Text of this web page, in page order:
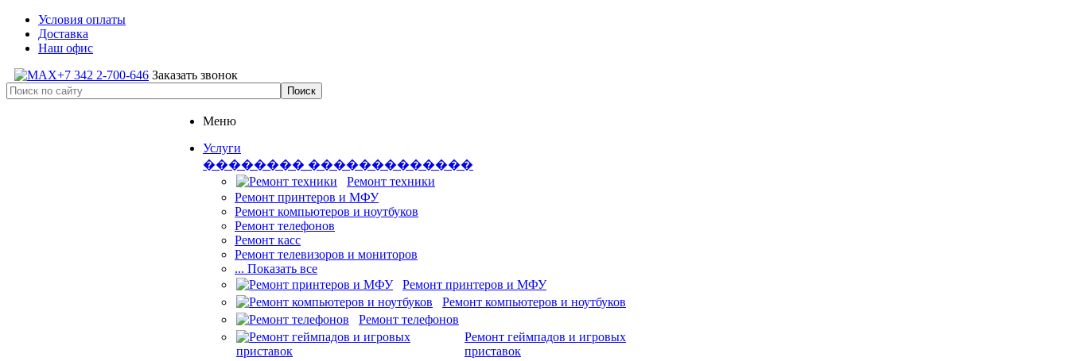
Условия оплаты
Доставка
Наш офис
+7 342 2-700-646 Заказать звонок
Меню
Услуги
�������� �������������
Ремонт техники
Ремонт принтеров и МФУ
Ремонт компьютеров и ноутбуков
Ремонт телефонов
Ремонт касс
Ремонт телевизоров и мониторов
... Показать все
Ремонт принтеров и МФУ
Ремонт компьютеров и ноутбуков
Ремонт телефонов
Ремонт геймпадов и игровых
приставок